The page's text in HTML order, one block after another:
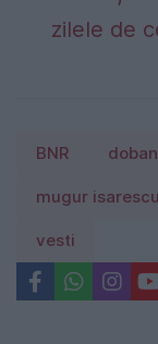
zilele de
BNR
mugur isarescu
vesti